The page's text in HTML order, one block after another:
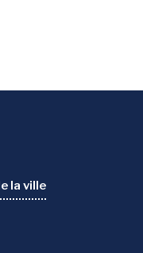
la ville